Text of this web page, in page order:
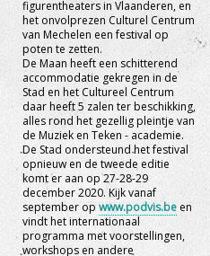
figurentheaters in Vlaanderen, en
het onvolprezen Culturel Centrum
van Mechelen een festival op
poten te zetten.
De Maan heeft een schitterend
accommodatie gekregen in de
Stad en het Cultureel Centrum
daar heeft 5 zalen ter beschikking,
alles rond het gezellig pleintje van
de Muziek en Teken - academie.
De Stad ondersteund het festival
opnieuw en de tweede editie
komt er aan op 27-28-29
december 2020. Kijk vanaf
september op www.podvis.be en
vindt het internationaal
programma met voorstellingen,
workshops en andere